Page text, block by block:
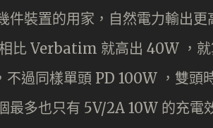
件裝置的用家，自然電力輸出
比 Verbatim 就高出 40W ，
過同樣單頭 PD 100W ，雙頭
最多也只有 5V/2A 10W 的充電